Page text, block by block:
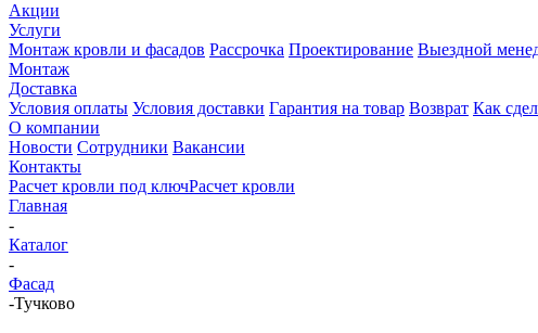
Акции
Услуги
Монтаж кровли и фасадов Рассрочка Проектирование Выездной
Монтаж
Доставка
Условия оплаты Условия доставки Гарантия на товар Возврат Как
О компании
Новости Сотрудники Вакансии
Контакты
Расчет кровли под ключРасчет кровли
Главная
-
Каталог
-
Фасад
-Тучково